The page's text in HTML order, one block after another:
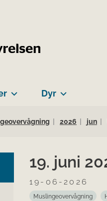
Dyr
2026 jun
19. juni
19-06-2026
Muslingeovervågning